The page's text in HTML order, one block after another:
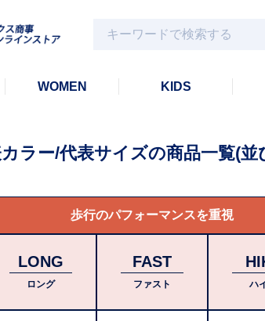
WOMEN KIDS
ラー/代表サイズの商品一覧(並
歩行のパフォーマンスを重視
LONG
ロング
FAST
ファスト ハ